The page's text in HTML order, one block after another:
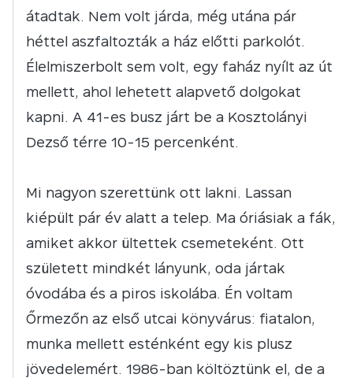
átadtak. Nem volt járda, még utána pár
héttel aszfaltozták a ház előtti parkolót.
Élelmiszerbolt sem volt, egy faház nyílt az út
mellett, ahol lehetett alapvető dolgokat
kapni. A 41-es busz járt be a Kosztolányi
Dezső térre 10-15 percenként.
Mi nagyon szerettünk ott lakni. Lassan
kiépült pár év alatt a telep. Ma óriásiak a fák,
amiket akkor ültettek csemeteként. Ott
született mindkét lányunk, oda jártak
óvodába és a piros iskolába. Én voltam
Őrmezőn az első utcai könyvárus: fiatalon,
munka mellett esténként egy kis plusz
jövedelemért. 1986-ban költöztünk el, de a